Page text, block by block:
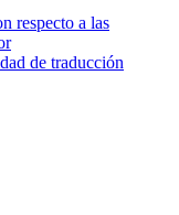
respecto a las
de traducción